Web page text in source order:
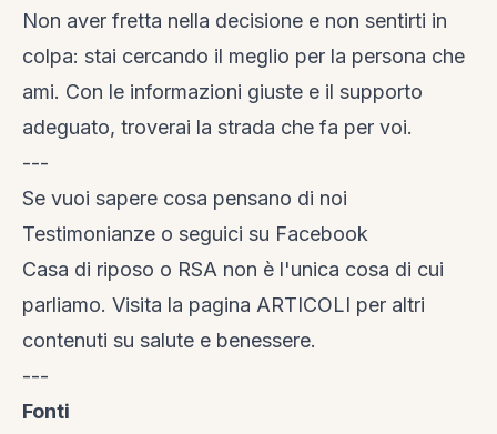
Non aver fretta nella decisione e non sentirti in
colpa: stai cercando il meglio per la persona che
ami. Con le informazioni giuste e il supporto
adeguato, troverai la strada che fa per voi.
---
Se vuoi sapere cosa pensano di noi
Testimonianze o seguici su Facebook
Casa di riposo o RSA non è l'unica cosa di cui
parliamo. Visita la pagina ARTICOLI per altri
contenuti su salute e benessere.
---
Fonti